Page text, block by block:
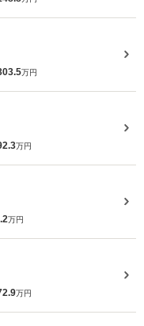
万円
万円
万円
万円